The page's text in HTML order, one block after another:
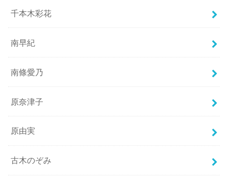
千本木彩花
南早紀
南條愛乃
原奈津子
原由実
古木のぞみ